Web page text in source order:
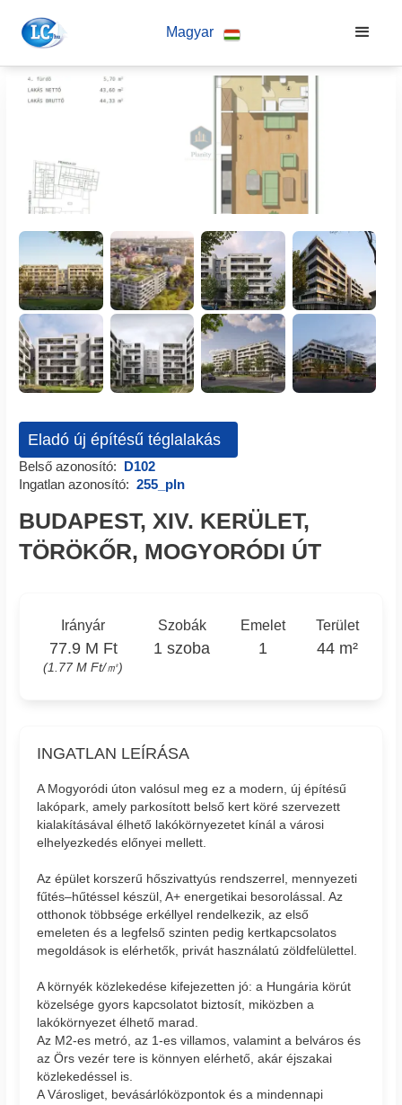
Magyar
Eladó új építésű téglalakás
Belső azonosító: D102
Ingatlan azonosító: 255_pln
BUDAPEST, XIV. KERÜLET,
TÖRÖKŐR, MOGYORÓDI ÚT
Irányár
77.9 M Ft
(1.77 M Ft/㎡)
Szobák
1 szoba
Emelet
1
Terület
44 m²
INGATLAN LEÍRÁSA
A Mogyoródi úton valósul meg ez a modern, új építésű
lakópark, amely parkosított belső kert köré szervezett
kialakításával élhető lakókörnyezetet kínál a városi
elhelyezkedés előnyei mellett.
Az épület korszerű hőszivattyús rendszerrel, mennyezeti
fűtés–hűtéssel készül, A+ energetikai besorolással. Az
otthonok többsége erkéllyel rendelkezik, az első
emeleten és a legfelső szinten pedig kertkapcsolatos
megoldások is elérhetők, privát használatú zöldfelülettel.
A környék közlekedése kifejezetten jó: a Hungária körút
közelsége gyors kapcsolatot biztosít, miközben a
lakókörnyezet élhető marad.
Az M2-es metró, az 1-es villamos, valamint a belváros és
az Örs vezér tere is könnyen elérhető, akár éjszakai
közlekedéssel is.
A Városliget, bevásárlóközpontok és a mindennapi